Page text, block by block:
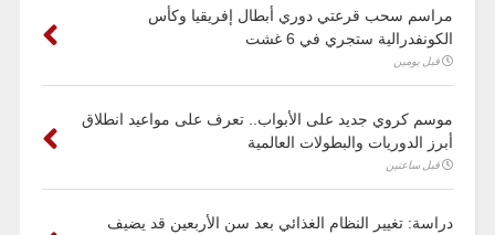
مراسم سحب قرعتي دوري أبطال إفريقيا وكأس
الكونفدرالية ستجري في 6 غشت
قبل يومين
موسم كروي جديد على الأبواب.. تعرف على مواعيد انطلاق
أبرز الدوريات والبطولات العالمية
قبل ساعتين
دراسة: تغيير النظام الغذائي بعد سن الأربعين قد يضيف